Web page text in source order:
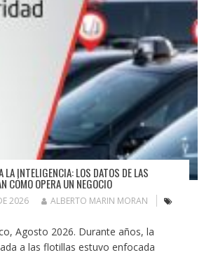
LA INTELIGENCIA: LOS DATOS DE LAS
CÓMO OPERA UN NEGOCIO
2026
ALBERTO MARIN MORAN
Agosto 2026. Durante años, la
a las flotillas estuvo enfocada